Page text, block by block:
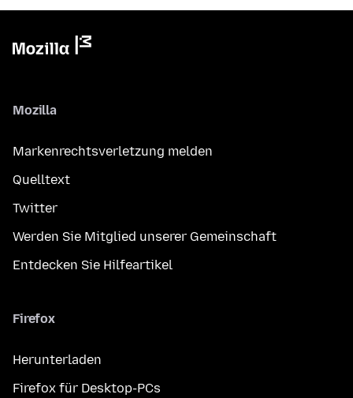
Mozilla
Markenrechtsverletzung melden
Quelltext
Twitter
Werden Sie Mitglied unserer Gemeinschaft
Entdecken Sie Hilfeartikel
Firefox
Herunterladen
Firefox für Desktop-PCs